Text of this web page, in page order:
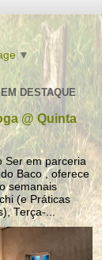
▼
DESTAQUE
@ Quinta
em parceria
Baco , oferece
semanais
(e Práticas
Terça-...